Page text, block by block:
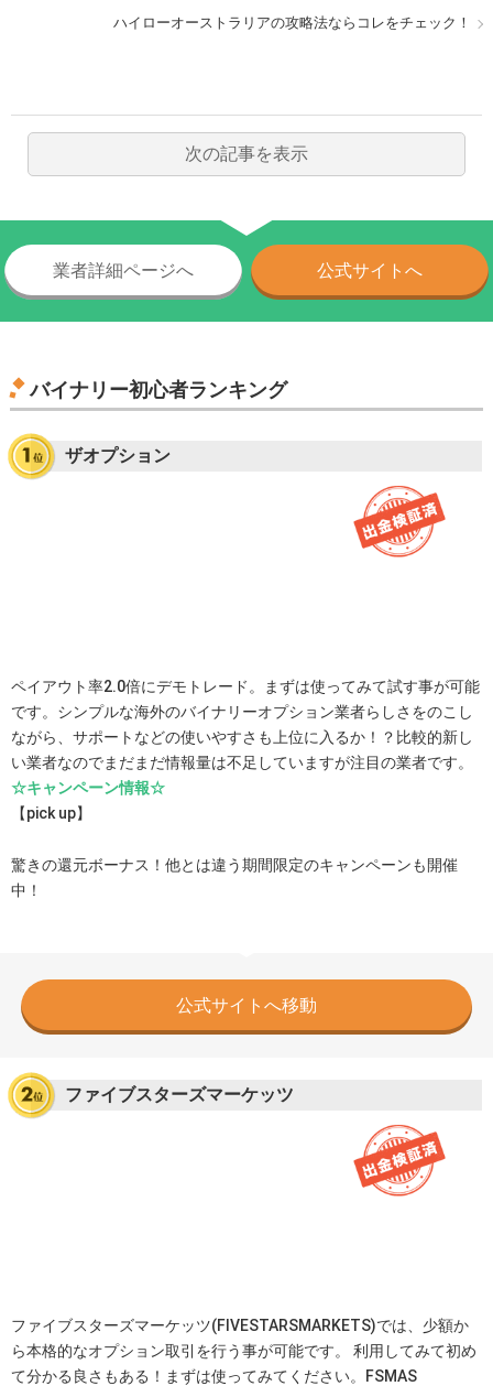
ハイローオーストラリアの攻略法ならコレをチェック！
次の記事を表示
業者詳細ページへ 公式サイトへ
バイナリー初心者ランキング
ザオプション
ペイアウト率2.0倍にデモトレード。まずは使ってみて試す事が可能
です。シンプルな海外のバイナリーオプション業者らしさをのこし
ながら、サポートなどの使いやすさも上位に入るか！？比較的新し
い業者なのでまだまだ情報量は不足していますが注目の業者です。
☆キャンペーン情報☆
【pick up】
驚きの還元ボーナス！他とは違う期間限定のキャンペーンも開催
中！
公式サイトへ移動
ファイブスターズマーケッツ
ファイブスターズマーケッツ(FIVESTARSMARKETS)では、少額か
ら本格的なオプション取引を行う事が可能です。 利用してみて初め
て分かる良さもある！まずは使ってみてください。FSMAS